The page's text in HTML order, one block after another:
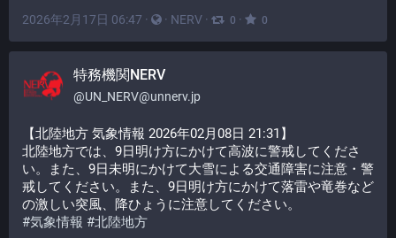
2026年2月17日 06:47 · · NERV · 0 · 0
特務機関NERV
@UN_NERV@unnerv.jp
【北陸地方 気象情報 2026年02月08日 21:31】
北陸地方では、9日明け方にかけて高波に警戒してくださ
い。また、9日未明にかけて大雪による交通障害に注意・警
戒してください。また、9日明け方にかけて落雷や竜巻など
の激しい突風、降ひょうに注意してください。
#気象情報 #北陸地方